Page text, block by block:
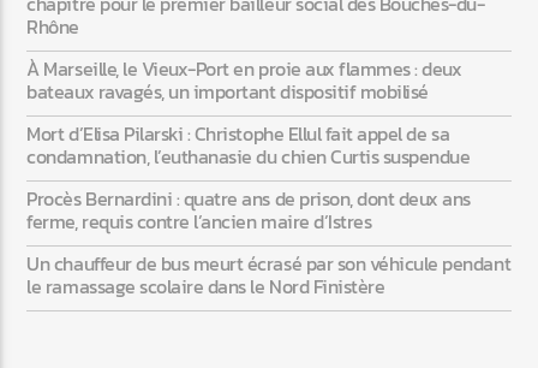
Rhône
À Marseille, le Vieux-Port en proie aux flammes : deux
bateaux ravagés, un important dispositif mobilisé
Mort d’Elisa Pilarski : Christophe Ellul fait appel de sa
condamnation, l’euthanasie du chien Curtis suspendue
Procès Bernardini : quatre ans de prison, dont deux ans
ferme, requis contre l’ancien maire d’Istres
Un chauffeur de bus meurt écrasé par son véhicule pendant
le ramassage scolaire dans le Nord Finistère